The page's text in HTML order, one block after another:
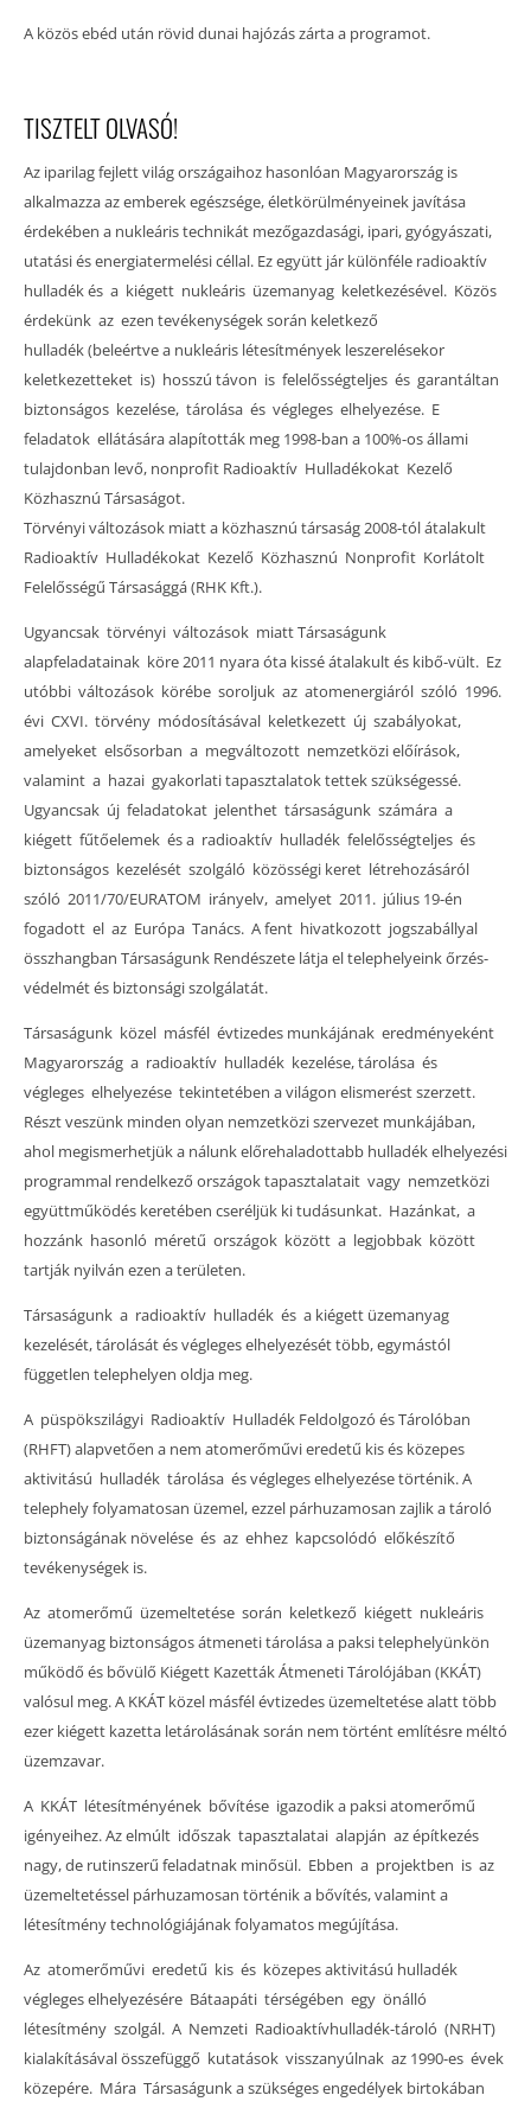
A közös ebéd után rövid dunai hajózás zárta a programot.
TISZTELT OLVASÓ!
Az iparilag fejlett világ országaihoz hasonlóan Magyarország is
alkalmazza az emberek egészsége, életkörülményeinek javítása
érdekében a nukleáris technikát mezőgazdasági, ipari, gyógyászati,
utatási és energiatermelési céllal. Ez együtt jár különféle radioaktív
hulladék és a kiégett nukleáris üzemanyag keletkezésével. Közös
érdekünk az ezen tevékenységek során keletkező
hulladék (beleértve a nukleáris létesítmények leszerelésekor
keletkezetteket is) hosszú távon is felelősségteljes és garantáltan
biztonságos kezelése, tárolása és végleges elhelyezése. E
feladatok ellátására alapították meg 1998-ban a 100%-os állami
tulajdonban levő, nonprofit Radioaktív Hulladékokat Kezelő
Közhasznú Társaságot.
Törvényi változások miatt a közhasznú társaság 2008-tól átalakult
Radioaktív Hulladékokat Kezelő Közhasznú Nonprofit Korlátolt
Felelősségű Társasággá (RHK Kft.).
Ugyancsak törvényi változások miatt Társaságunk
alapfeladatainak köre 2011 nyara óta kissé átalakult és kibő-vült. Ez
utóbbi változások körébe soroljuk az atomenergiáról szóló 1996.
évi CXVI. törvény módosításával keletkezett új szabályokat,
amelyeket elsősorban a megváltozott nemzetközi előírások,
valamint a hazai gyakorlati tapasztalatok tettek szükségessé.
Ugyancsak új feladatokat jelenthet társaságunk számára a
kiégett fűtőelemek és a radioaktív hulladék felelősségteljes és
biztonságos kezelését szolgáló közösségi keret létrehozásáról
szóló 2011/70/EURATOM irányelv, amelyet 2011. július 19-én
fogadott el az Európa Tanács. A fent hivatkozott jogszabállyal
összhangban Társaságunk Rendészete látja el telephelyeink őrzés-
védelmét és biztonsági szolgálatát.
Társaságunk közel másfél évtizedes munkájának eredményeként
Magyarország a radioaktív hulladék kezelése, tárolása és
végleges elhelyezése tekintetében a világon elismerést szerzett.
Részt veszünk minden olyan nemzetközi szervezet munkájában,
ahol megismerhetjük a nálunk előrehaladottabb hulladék elhelyezési
programmal rendelkező országok tapasztalatait vagy nemzetközi
együttműködés keretében cseréljük ki tudásunkat. Hazánkat, a
hozzánk hasonló méretű országok között a legjobbak között
tartják nyilván ezen a területen.
Társaságunk a radioaktív hulladék és a kiégett üzemanyag
kezelését, tárolását és végleges elhelyezését több, egymástól
független telephelyen oldja meg.
A püspökszilágyi Radioaktív Hulladék Feldolgozó és Tárolóban
(RHFT) alapvetően a nem atomerőművi eredetű kis és közepes
aktivitású hulladék tárolása és végleges elhelyezése történik. A
telephely folyamatosan üzemel, ezzel párhuzamosan zajlik a tároló
biztonságának növelése és az ehhez kapcsolódó előkészítő
tevékenységek is.
Az atomerőmű üzemeltetése során keletkező kiégett nukleáris
üzemanyag biztonságos átmeneti tárolása a paksi telephelyünkön
működő és bővülő Kiégett Kazetták Átmeneti Tárolójában (KKÁT)
valósul meg. A KKÁT közel másfél évtizedes üzemeltetése alatt több
ezer kiégett kazetta letárolásának során nem történt említésre méltó
üzemzavar.
A KKÁT létesítményének bővítése igazodik a paksi atomerőmű
igényeihez. Az elmúlt időszak tapasztalatai alapján az építkezés
nagy, de rutinszerű feladatnak minősül. Ebben a projektben is az
üzemeltetéssel párhuzamosan történik a bővítés, valamint a
létesítmény technológiájának folyamatos megújítása.
Az atomerőművi eredetű kis és közepes aktivitású hulladék
végleges elhelyezésére Bátaapáti térségében egy önálló
létesítmény szolgál. A Nemzeti Radioaktívhulladék-tároló (NRHT)
kialakításával összefüggő kutatások visszanyúlnak az 1990-es évek
közepére. Mára Társaságunk a szükséges engedélyek birtokában